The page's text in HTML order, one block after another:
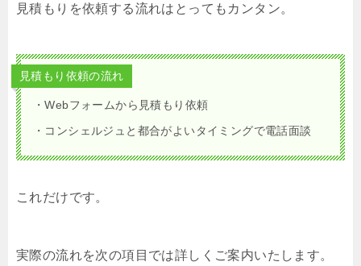
見積もりを依頼する流れはとってもカンタン。
見積もり依頼の流れ
・Webフォームから見積もり依頼
・コンシェルジュと都合がよいタイミングで電話面談
これだけです。
実際の流れを次の項目では詳しくご案内いたします。